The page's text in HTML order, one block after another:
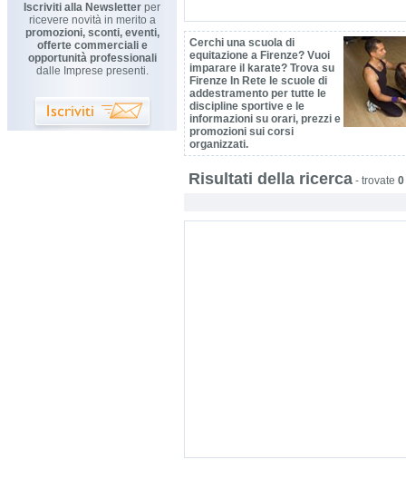
Iscriviti alla Newsletter per
ricevere novità in merito a
promozioni, sconti, eventi,
offerte commerciali e
opportunità professionali
dalle Imprese presenti.
Cerchi una scuola di
equitazione a Firenze? Vuoi
imparare il karate? Trova su
Firenze In Rete le scuole di
addestramento per tutte le
discipline sportive e le
informazioni su orari, prezzi e
promozioni sui corsi
organizzati.
Risultati della ricerca - trovate 0